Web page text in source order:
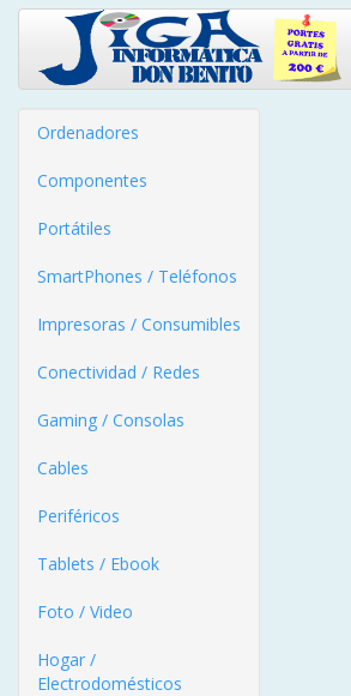
Ordenadores
Componentes
Portátiles
SmartPhones / Teléfonos
Impresoras / Consumibles
Conectividad / Redes
Gaming / Consolas
Cables
Periféricos
Tablets / Ebook
Foto / Video
Hogar /
Electrodomésticos